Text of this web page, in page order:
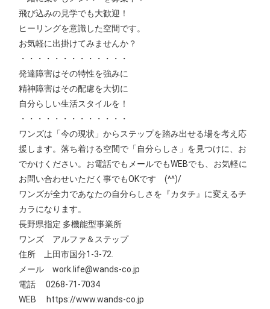
飛び込みの見学でも大歓迎！
ヒーリングを意識した空間です。
お気軽に出掛けてみませんか？
・・・・・・・・・・・・・
発達障害はその特性を強みに
精神障害はその配慮を大切に
自分らしい生活スタイルを！
・・・・・・・・・・・・・
ワンズは「今の現状」からステップを踏み出せる場を考え応
援します。落ち着ける空間で「自分らしさ」を見つけに、お
でかけください。お電話でもメールでもWEBでも、お気軽に
お問い合わせいただく事でもOKです (^^)/
ワンズが全力であなたの自分らしさを『カタチ』に変えるチ
カラになります。
長野県指定 多機能型事業所
ワンズ アルファ＆ステップ
住所 上田市国分1‐3‐72.
メール work.life@wands-co.jp
電話 0268-71-7034
WEB https://www.wands-co.jp